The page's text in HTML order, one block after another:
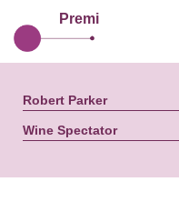
Premi
Robert Parker
Wine Spectator